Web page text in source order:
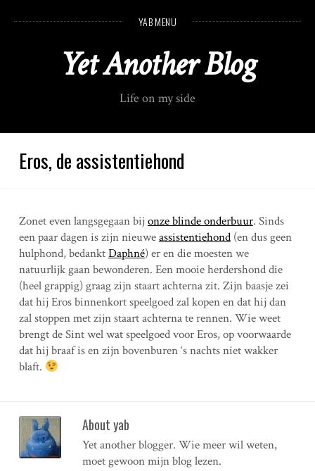
n
YAB MENU
Yet Another Blog
Life on my side
Eros, de assistentiehond
Zonet even langsgegaan bijonze blinde onderbuur. Sinds
een paar dagen is zijn nieuweassistentiehond(en dus geen
hulphond, bedanktDaphné) er en die moesten we
natuurlijk gaan bewonderen. Een mooie herdershond die
(heel grappig) graag zijn staart achterna zit. Zijn baasje zei
dat hij Eros binnenkort speelgoed zal kopen en dat hij dan
zal stoppen met zijn staart achterna te rennen. Wie weet
brengt de Sint wel wat speelgoed voor Eros, op voorwaarde
dat hij braaf is en zijn bovenburen ‘s nachts niet wakker
blaft.
About yab
Yet another blogger. Wie meer wil weten,
moet gewoon mijn blog lezen.